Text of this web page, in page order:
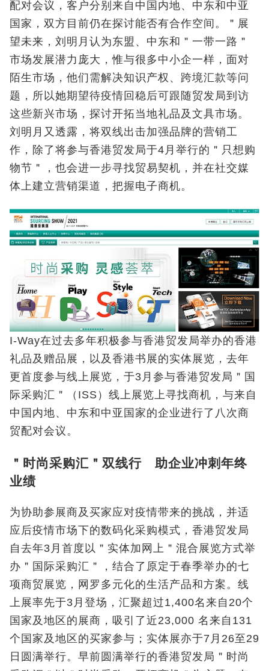
配对会议，客户分别来自中国内地、中东和中亚
国家，双方目前仍在探讨能否有合作空间。＂展
望未来，刘明月认为东盟、中东和＂一带一路＂
市场发展潜力庞大，惟与很多中小企一样，面对
陌生市场，他们需解决知识产权、跨境汇款等问
题，所以她期望待疫情回稳后可跟随贸发局到访
这些新兴市场，探讨开拓当地礼品及文具市场。
刘明月又透露，将双线出击加强品牌的营销工
作，除了将参与香港贸发局于4月举行的＂只想购
物节＂，也会进一步寻找贸易契机，并在社交媒
体上建立营销渠道，把握电子商机。
I-Way在过去多年积极参与香港贸发局举办的香港
礼品及赠品展，以及香港书展的实体展览，去年
更首度参与线上展览，于3月参与香港贸发局＂国
际采购汇＂（ISS）线上展览上寻找商机，与来自
中国内地、中东和中亚国家的企业进行了八次商
贸配对会议。
＂时尚采购汇＂双线行 助企业冲刺年终
业绩
为协助参展商及买家应对疫情带来的挑战，并适
应后疫情市场下的数码化采购模式，香港贸发局
自去年3月首度以＂实体加网上＂混合展览方式举
办＂国际采购汇＂，结合了原定于春季举办的七
项商贸展览，网罗多元化的生活产品和方案。线
上展率先于3月登场，汇聚超过1,400名来自20个
国家及地区的展商，吸引了近23,000 名来自131
个国家及地区的买家参与；实体展亦于7月26至29
日圆满举行。早前圆满举行的香港贸发局＂时尚